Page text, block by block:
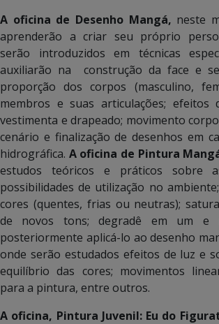
A oficina de Desenho Mangá, neste
aprenderão a criar seu próprio
serão introduzidos em técnicas
auxiliarão na construção da face e
proporção dos corpos (masculino,
membros e suas articulações; efeitos
vestimenta e drapeado; movimento
cenário e finalização de desenhos em
hidrográfica. A oficina de Pintura
estudos teóricos e práticos sobre
possibilidades de utilização no
cores (quentes, frias ou neutras);
de novos tons; degradê em um e
posteriormente aplicá-lo ao desenho
onde serão estudados efeitos de luz e
equilíbrio das cores; movimentos
para a pintura, entre outros.
A oficina, Pintura Juvenil: Eu do